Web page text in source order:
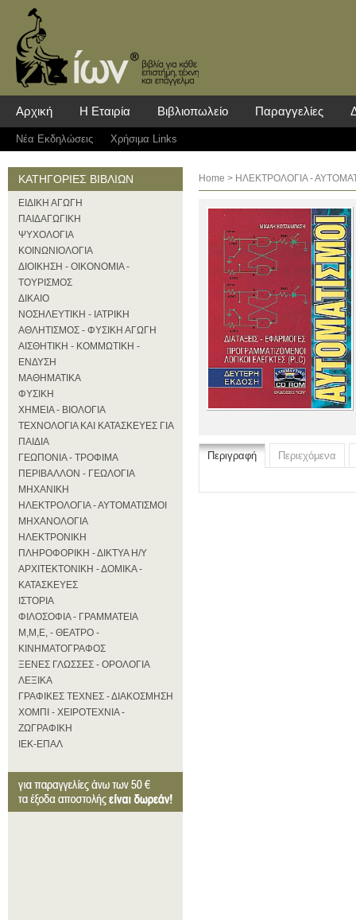
Αρχική Η Εταιρία Βιβλιοπωλείο Παραγγελίες
Νέα Eκδηλώσεις Χρήσιμα Links
ΚΑΤΗΓΟΡΙΕΣ ΒΙΒΛΙΩΝ
ΕΙΔΙΚΗ ΑΓΩΓΗ
ΠΑΙΔΑΓΩΓΙΚΗ
ΨΥΧΟΛΟΓΙΑ
ΚΟΙΝΩΝΙΟΛΟΓΙΑ
ΔΙΟΙΚΗΣΗ - ΟΙΚΟΝΟΜΙΑ -
ΤΟΥΡΙΣΜΟΣ
ΔΙΚΑΙΟ
ΝΟΣΗΛΕΥΤΙΚΗ - ΙΑΤΡΙΚΗ
ΑΘΛΗΤΙΣΜΟΣ - ΦΥΣΙΚΗ ΑΓΩΓΗ
ΑΙΣΘΗΤΙΚΗ - ΚΟΜΜΩΤΙΚΗ -
ΕΝΔΥΣΗ
ΜΑΘΗΜΑΤΙΚΑ
ΦΥΣΙΚΗ
ΧΗΜΕΙΑ - ΒΙΟΛΟΓΙΑ
ΤΕΧΝΟΛΟΓΙΑ ΚΑΙ ΚΑΤΑΣΚΕΥΕΣ ΓΙΑ
ΠΑΙΔΙΑ
ΓΕΩΠΟΝΙΑ - ΤΡΟΦΙΜΑ
ΠΕΡΙΒΑΛΛΟΝ - ΓΕΩΛΟΓΙΑ
ΜΗΧΑΝΙΚΗ
ΗΛΕΚΤΡΟΛΟΓΙΑ - ΑΥΤΟΜΑΤΙΣΜΟΙ
ΜΗΧΑΝΟΛΟΓΙΑ
ΗΛΕΚΤΡΟΝΙΚΗ
ΠΛΗΡΟΦΟΡΙΚΗ - ΔΙΚΤΥΑ Η/Υ
ΑΡΧΙΤΕΚΤΟΝΙΚΗ - ΔΟΜΙΚΑ -
ΚΑΤΑΣΚΕΥΕΣ
ΙΣΤΟΡΙΑ
ΦΙΛΟΣΟΦΙΑ - ΓΡΑΜΜΑΤΕΙΑ
Μ,Μ,Ε, - ΘΕΑΤΡΟ -
ΚΙΝΗΜΑΤΟΓΡΑΦΟΣ
ΞΕΝΕΣ ΓΛΩΣΣΕΣ - ΟΡΟΛΟΓΙΑ
ΛΕΞΙΚΑ
ΓΡΑΦΙΚΕΣ ΤΕΧΝΕΣ - ΔΙΑΚΟΣΜΗΣΗ
ΧΟΜΠΙ - ΧΕΙΡΟΤΕΧΝΙΑ -
ΖΩΓΡΑΦΙΚΗ
ΙΕΚ-ΕΠΑΛ
Home > ΗΛΕΚΤΡΟΛΟΓΙΑ -
Περιγραφή Περιεχόμενα